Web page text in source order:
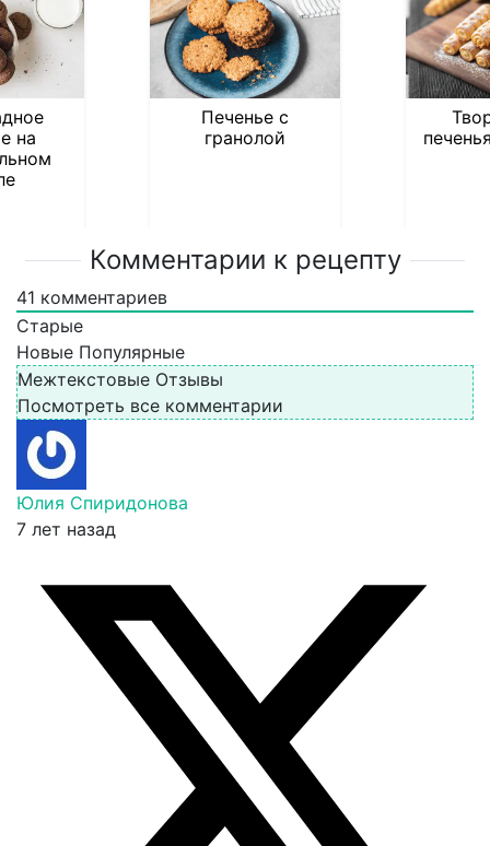
на
Печенье с
гранолой
Комментарии к рецепту
41 комментариев
Старые
Новые Популярные
Межтекстовые Отзывы
Посмотреть все комментарии
Юлия Спиридонова
7 лет назад